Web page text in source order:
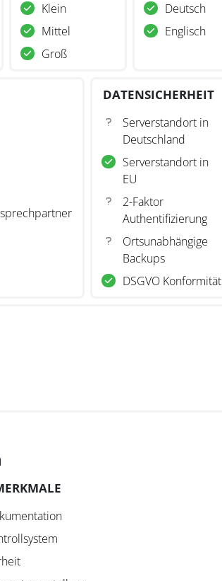
Klein
Mittel
Groß
Deutsch
Englisch
DATENSICHERHEIT
Serverstandort in
Deutschland
Serverstandort in
EU
2-Faktor
Authentifizierung
Ortsunabhängige
Backups
DSGVO Konformität